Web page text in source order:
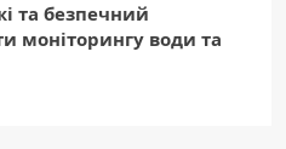
та безпечний
моніторингу води та